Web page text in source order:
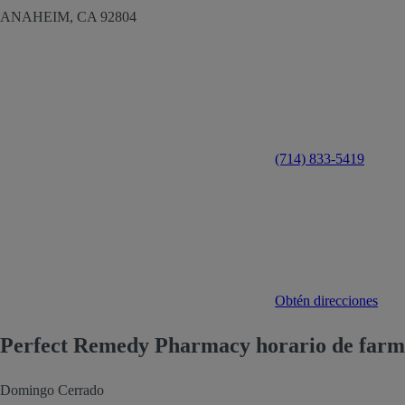
ANAHEIM, CA 92804
(714) 833-5419
Obtén direcciones
Perfect Remedy Pharmacy horario de
Domingo Cerrado